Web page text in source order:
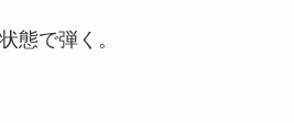
態で弾く。